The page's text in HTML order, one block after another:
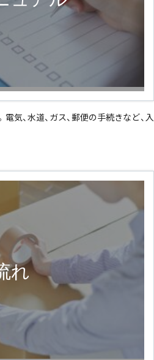
気、水道、ガス、郵便の手続きなど、入
れ